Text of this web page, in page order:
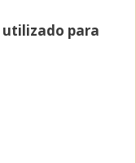
utilizado para